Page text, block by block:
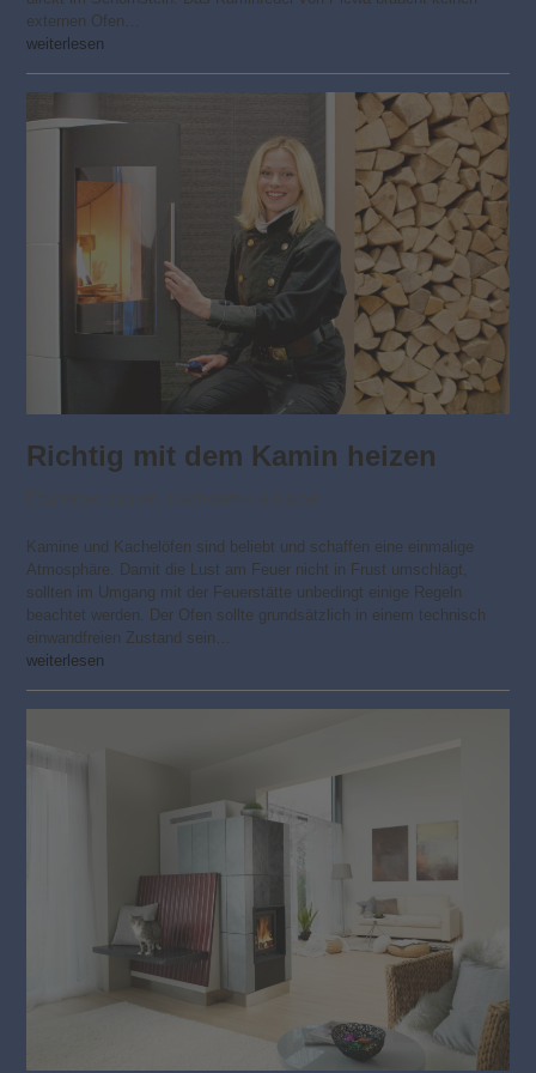
externen Ofen…
weiterlesen
Richtig mit dem Kamin heizen
Kamine und Kachelöfen sind beliebt und schaffen eine einmalige
Atmosphäre. Damit die Lust am Feuer nicht in Frust umschlägt,
sollten im Umgang mit der Feuerstätte unbedingt einige Regeln
beachtet werden. Der Ofen sollte grundsätzlich in einem technisch
einwandfreien Zustand sein…
weiterlesen